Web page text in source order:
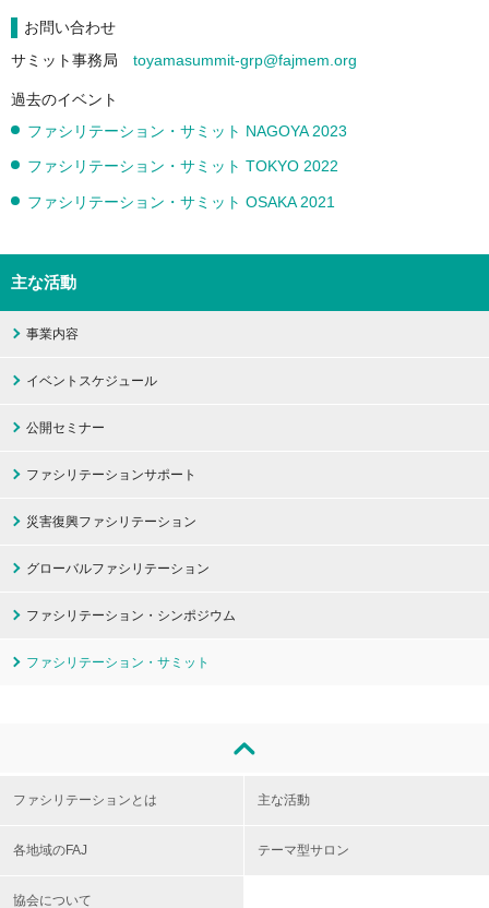
お問い合わせ
サミット事務局 toyamasummit-grp@fajmem.org
過去のイベント
ファシリテーション・サミット NAGOYA 2023
ファシリテーション・サミット TOKYO 2022
ファシリテーション・サミット OSAKA 2021
主な活動
事業内容
イベントスケジュール
公開セミナー
ファシリテーションサポート
災害復興ファシリテーション
グローバルファシリテーション
ファシリテーション・シンポジウム
ファシリテーション・サミット
ファシリテーションとは 主な活動
各地域のFAJ テーマ型サロン
協会について